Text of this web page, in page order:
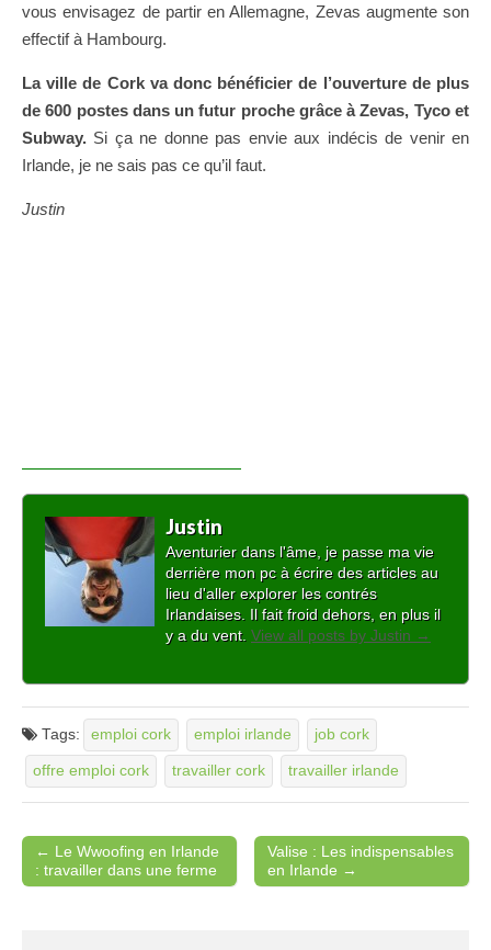
vous envisagez de partir en Allemagne, Zevas augmente son
effectif à Hambourg.
La ville de Cork va donc bénéficier de l’ouverture de plus
de 600 postes dans un futur proche grâce à Zevas, Tyco et
Subway. Si ça ne donne pas envie aux indécis de venir en
Irlande, je ne sais pas ce qu’il faut.
Justin
Justin
Aventurier dans l'âme, je passe ma vie
derrière mon pc à écrire des articles au
lieu d'aller explorer les contrés
Irlandaises. Il fait froid dehors, en plus il
y a du vent. View all posts by Justin →
Tags: emploi cork emploi irlande job cork
offre emploi cork travailler cork travailler irlande
Post navigation
← Le Wwoofing en Irlande
: travailler dans une ferme
Valise : Les indispensables
en Irlande →